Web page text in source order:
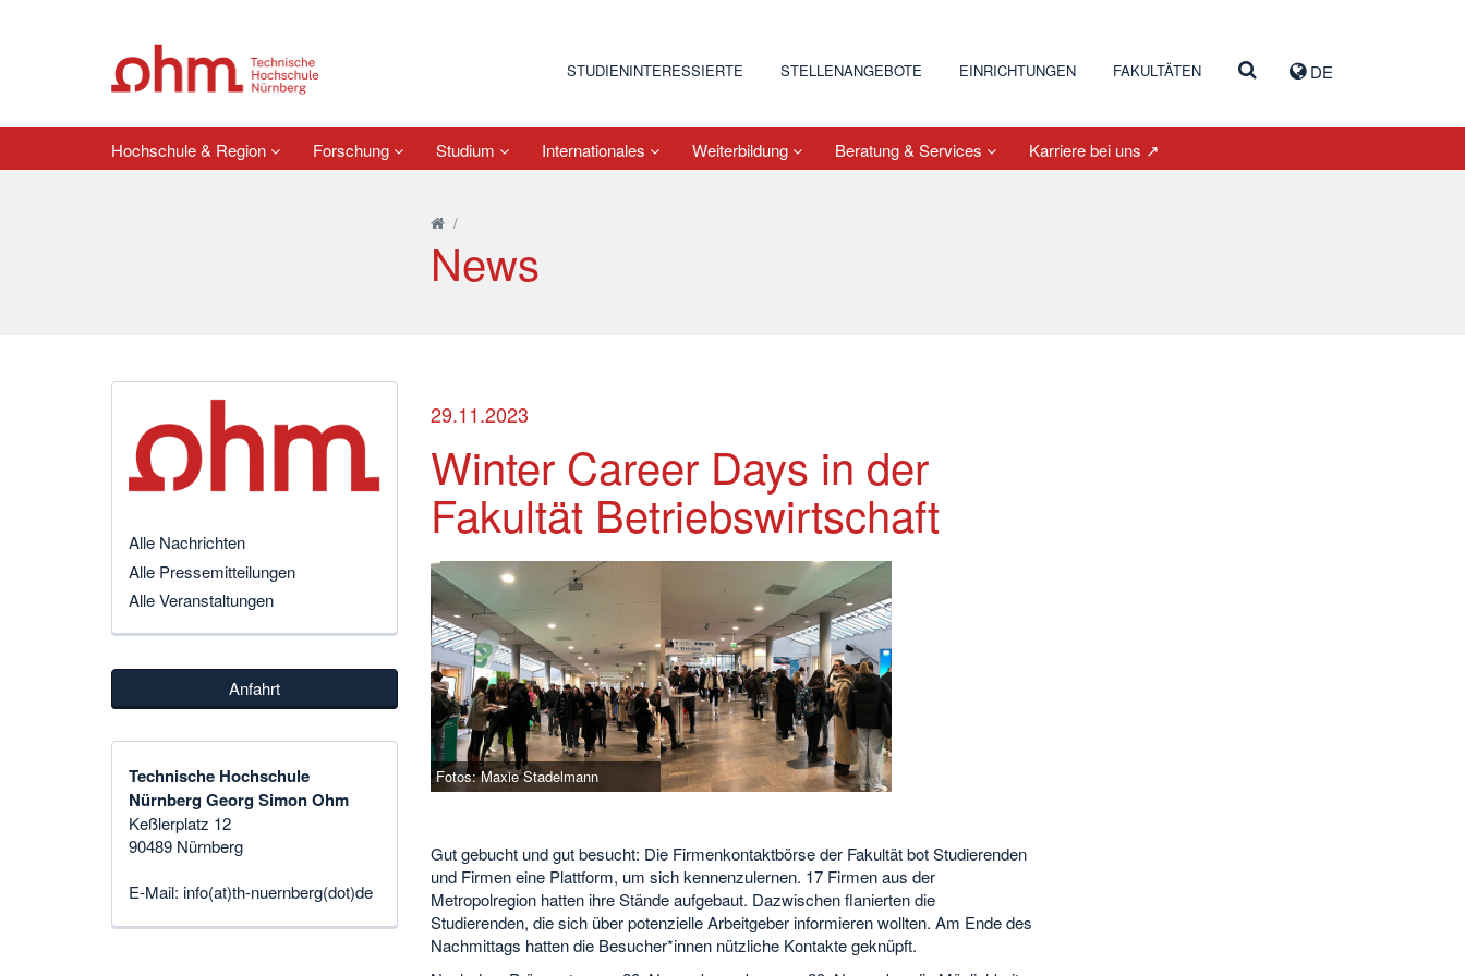
DE
STUDIENINTERESSIERTE STELLENANGEBOTE EINRICHTUNGEN FAKULTÄTEN
Hochschule & Region Forschung Studium Internationales Weiterbildung Beratung & Services Karriere bei uns ↗
/
News
29.11.2023
Winter Career Days in der
Fakultät Betriebswirtschaft
Fotos: Maxie Stadelmann
Gut gebucht und gut besucht: Die Firmenkontaktbörse der Fakultät bot Studierenden
und Firmen eine Plattform, um sich kennenzulernen. 17 Firmen aus der
Metropolregion hatten ihre Stände aufgebaut. Dazwischen flanierten die
Studierenden, die sich über potenzielle Arbeitgeber informieren wollten. Am Ende des
Nachmittags hatten die Besucher*innen nützliche Kontakte geknüpft.
Alle Nachrichten
Alle Pressemitteilungen
Alle Veranstaltungen
Anfahrt
Technische Hochschule
Nürnberg Georg Simon Ohm
Keßlerplatz 12
90489 Nürnberg
E-Mail: info(at)th-nuernberg(dot)de